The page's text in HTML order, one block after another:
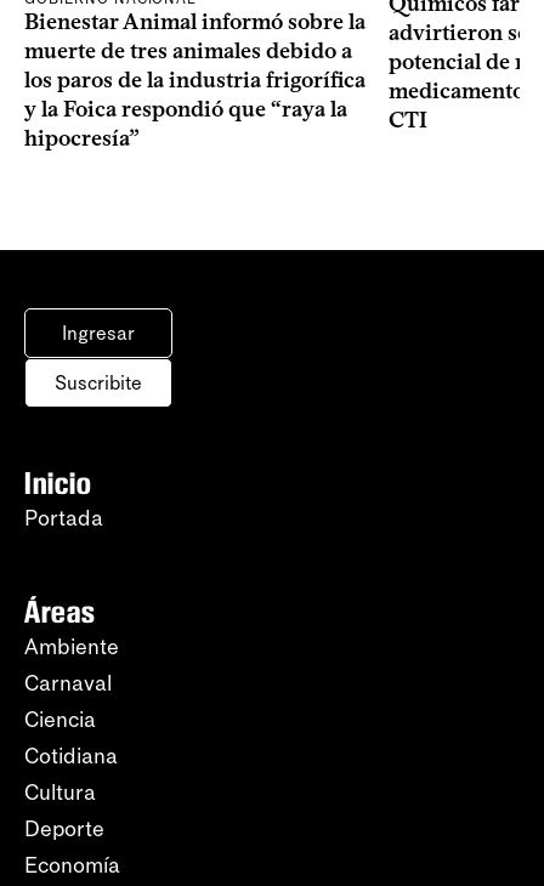
Bienestar Animal informó sobre la
muerte de tres animales debido a
los paros de la industria frigorífica
y la Foica respondió que “raya la
hipocresía”
advirtieron
potencial de
medicamentos
CTI
Ingresar
Suscribite
Inicio
Portada
Áreas
Ambiente
Carnaval
Ciencia
Cotidiana
Cultura
Deporte
Economía